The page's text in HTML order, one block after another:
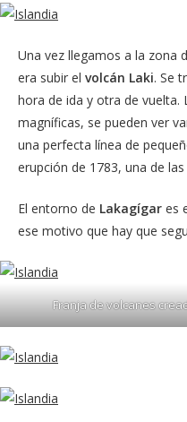
Una vez llegamos a la zona
era subir el volcán Laki. Se
hora de ida y otra de vuelta.
magníficas, se pueden ver
una perfecta línea de
erupción de 1783, una de
El entorno de Lakagígar es
ese motivo que hay que
Franja de volcanes